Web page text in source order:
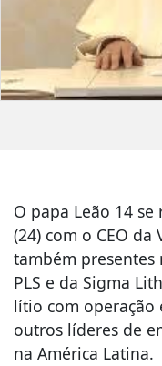
O papa Leão 14
(24) com o CEO da
também
PLS e da Sigma
lítio com operação
outros líderes de
na América Latina.